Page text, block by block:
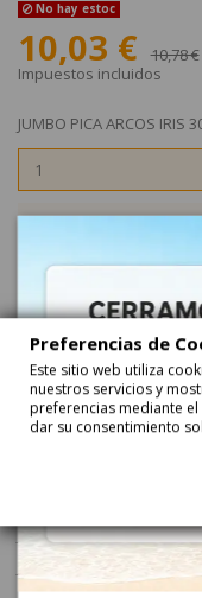
No hay estoc
10,03 € 10,78 €
Impuestos incluidos
JUMBO PICA ARCOS IRIS
JUMBO PICA ARCOS IRIS
Jarabe de
Preferencias de
Este sitio web utiliza
nuestros servicios y
preferencias mediante el
dar su consentimiento